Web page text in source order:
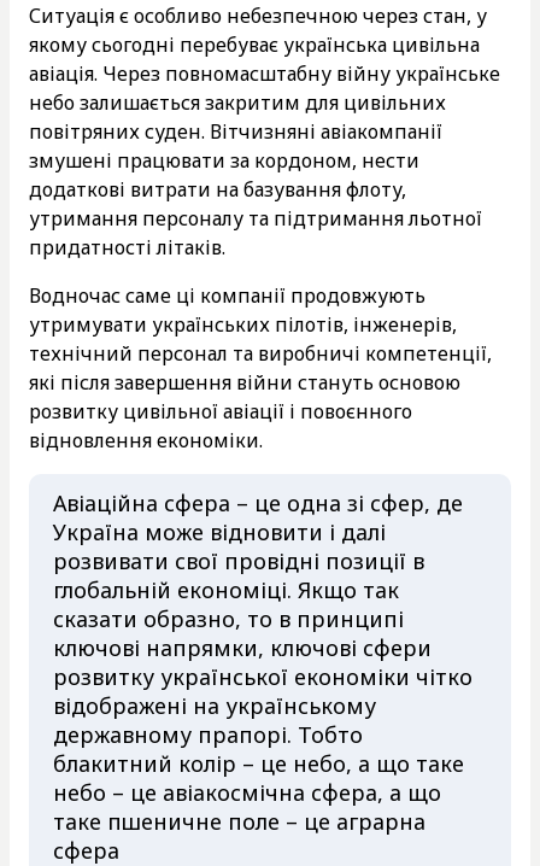
Ситуація є особливо небезпечною через стан, у
якому сьогодні перебуває українська цивільна
авіація. Через повномасштабну війну українське
небо залишається закритим для цивільних
повітряних суден. Вітчизняні авіакомпанії
змушені працювати за кордоном, нести
додаткові витрати на базування флоту,
утримання персоналу та підтримання льотної
придатності літаків.
Водночас саме ці компанії продовжують
утримувати українських пілотів, інженерів,
технічний персонал та виробничі компетенції,
які після завершення війни стануть основою
розвитку цивільної авіації і повоєнного
відновлення економіки.
Авіаційна сфера – це одна зі сфер, де
Україна може відновити і далі
розвивати свої провідні позиції в
глобальній економіці. Якщо так
сказати образно, то в принципі
ключові напрямки, ключові сфери
розвитку української економіки чітко
відображені на українському
державному прапорі. Тобто
блакитний колір – це небо, а що таке
небо – це авіакосмічна сфера, а що
таке пшеничне поле – це аграрна
сфера